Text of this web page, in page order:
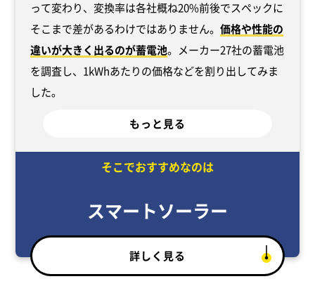
って変わり、変換率は各社概ね20%前後でスペックに
そこまで差があるわけではありません。 価格や性能の
違いが大きく出るのが蓄電池。メーカー27社の蓄電池
を調査し、1kWhあたりの価格などを割り出してみま
した。
もっと見る
そこでおすすめなのは
スマートソーラー
詳しく見る